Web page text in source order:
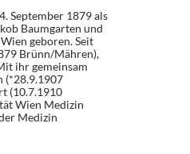
September 1879 als
Baumgarten und
geboren. Seit
Brünn/Mähren),
ihr gemeinsam
(*28.9.1907
(10.7.1910
Wien Medizin
Medizin